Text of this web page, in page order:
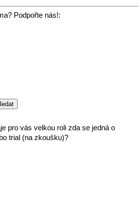
Podpořte nás!:
pro vás velkou roli zda se jedná o
trial (na zkoušku)?